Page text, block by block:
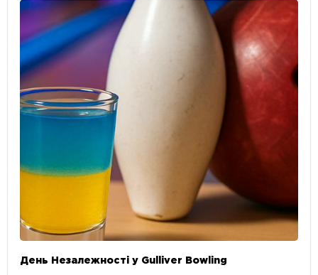
День Незалежності у Gulliver Bowling